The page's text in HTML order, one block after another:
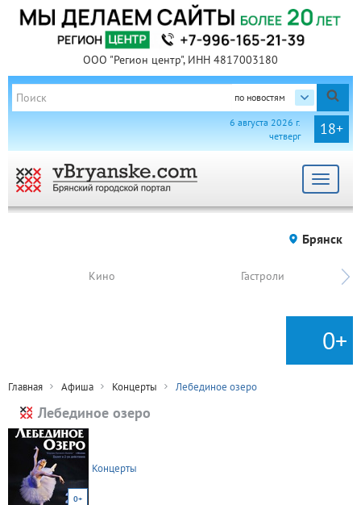
ООО "Регион центр", ИНН 4817003180
по новостям
18+
6 августа 2026 г.
четверг
Toggle
Брянск
Кино Гастроли
0+
Главная Афиша Концерты Лебединое озеро
Лебединое озеро
0+
Концерты